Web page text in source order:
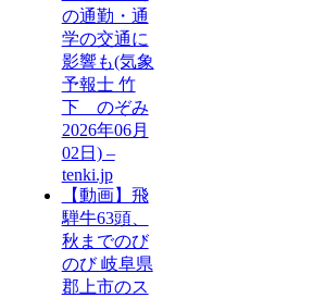
の通勤・通
学の交通に
影響も(気象
予報士 竹
下 のぞみ
2026年06月
02日) –
tenki.jp
【動画】飛
騨牛63頭、
秋までのび
のび 岐阜県
郡上市のス